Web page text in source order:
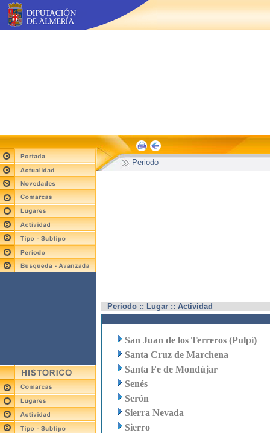
Periodo
Periodo :: Lugar :: Actividad
San Juan de los Terreros (Pulpí)
Santa Cruz de Marchena
Santa Fe de Mondújar
Senés
Serón
Sierra Nevada
Sierro